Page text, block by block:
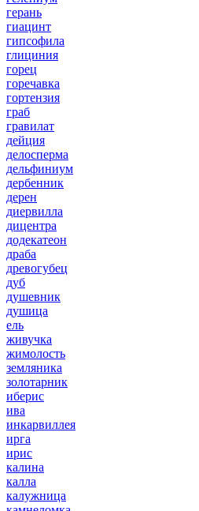
герань
гиацинт
гипсофила
глициния
горец
горечавка
гортензия
граб
гравилат
дейция
делосперма
дельфиниум
дербенник
дерен
диервилла
дицентра
додекатеон
драба
древогубец
дуб
душевник
душица
ель
живучка
жимолость
земляника
золотарник
иберис
ива
инкарвиллея
ирга
ирис
калина
калла
калужница